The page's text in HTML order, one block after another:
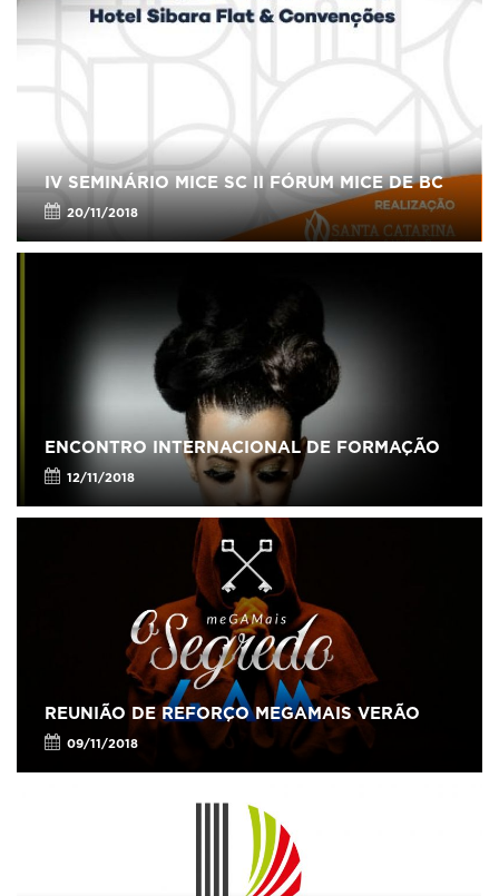
IV SEMINÁRIO MICE SC II FÓRUM MICE DE BC
20/11/2018
ENCONTRO INTERNACIONAL DE FORMAÇÃO
12/11/2018
REUNIÃO DE REFORÇO MEGAMAIS VERÃO
09/11/2018